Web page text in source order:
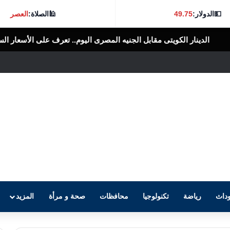
💵الدولار:49.75
🕌الصلاة:العصر
الجنيه المصرى اليوم.. تعرف على الأسعار السبت 8 أغسطس الرأى
رياضة تكنولوجيا محافظات صحة و مرأة المزيد